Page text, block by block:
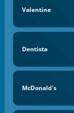
Valentine
Dentista
McDonald's